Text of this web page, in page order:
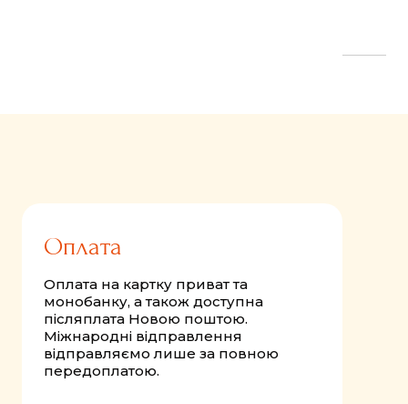
Оплата
Оплата на картку приват та
монобанку, а також доступна
післяплата Новою поштою.
Міжнародні відправлення
відправляємо лише за повною
передоплатою.